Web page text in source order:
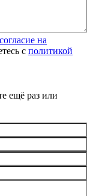
согласие на
c политикой
ещё раз или